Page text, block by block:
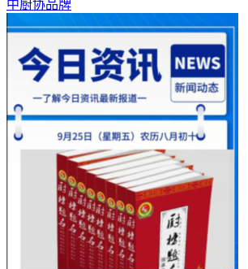
中厨协品牌